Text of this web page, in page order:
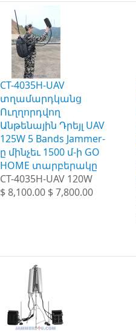
CT-4035H-UAV
տղամարդկանց
Ուղղորդվող
Անթենային Դրեյլ UAV
125W 5 Bands Jammer-
ը մինչեւ 1500 մ-ի GO
HOME տարբերակը
CT-4035H-UAV 120W
$ 8,100.00 $ 7,800.00